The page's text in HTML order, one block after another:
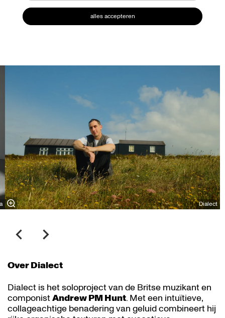
alles accepteren
Dialect
Over Dialect
Dialect is het soloproject van de Britse muzikant en
componistAndrew PM Hunt. Met een intuïtieve,
collageachtige benadering van geluid combineert hij